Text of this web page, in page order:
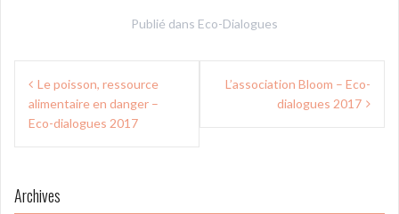
Publié dans Eco-Dialogues
Navigation
de
l’article
Le poisson, ressource
alimentaire en danger –
Eco-dialogues 2017
L’association Bloom – Eco-
dialogues 2017
Archives